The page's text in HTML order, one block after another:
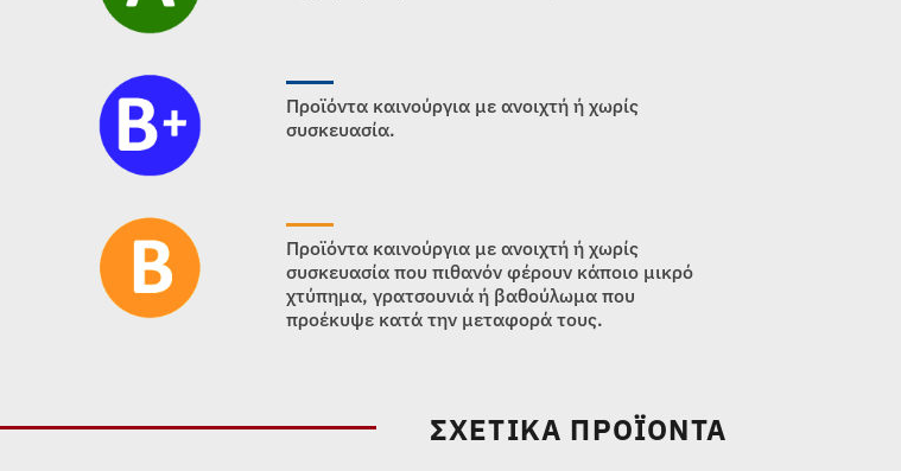
Προϊόντα καινούργια με ανοιχτή ή χωρίς
συσκευασία.
Προϊόντα καινούργια με ανοιχτή ή χωρίς
συσκευασία που πιθανόν φέρουν κάποιο μικρό
χτύπημα, γρατσουνιά ή βαθούλωμα που
προέκυψε κατά την μεταφορά τους.
ΣΧΕΤΙΚΆ ΠΡΟΪΌΝΤΑ